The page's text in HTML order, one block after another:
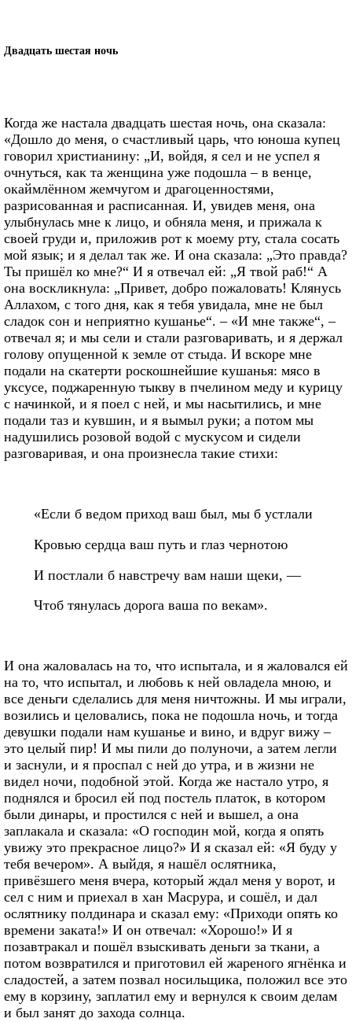
Двадцать шестая ночь
Когда же настала двадцать шестая ночь, она сказала:
«Дошло до меня, о счастливый царь, что юноша купец
говорил христианину: „И, войдя, я сел и не успел я
очнуться, как та женщина уже подошла – в венце,
окаймлённом жемчугом и драгоценностями,
разрисованная и расписанная. И, увидев меня, она
улыбнулась мне к лицо, и обняла меня, и прижала к
своей груди и, приложив рот к моему рту, стала сосать
мой язык; и я делал так же. И она сказала: „Это правда?
Ты пришёл ко мне?“ И я отвечал ей: „Я твой раб!“ А
она воскликнула: „Привет, добро пожаловать! Клянусь
Аллахом, с того дня, как я тебя увидала, мне не был
сладок сон и неприятно кушанье“. – «И мне также“, –
отвечал я; и мы сели и стали разговаривать, и я держал
голову опущенной к земле от стыда. И вскоре мне
подали на скатерти роскошнейшие кушанья: мясо в
уксусе, поджаренную тыкву в пчелином меду и курицу
с начинкой, и я поел с ней, и мы насытились, и мне
подали таз и кувшин, и я вымыл руки; а потом мы
надушились розовой водой с мускусом и сидели
разговаривая, и она произнесла такие стихи:
«Если б ведом приход ваш был, мы б устлали
Кровью сердца ваш путь и глаз чернотою
И постлали б навстречу вам наши щеки, —
Чтоб тянулась дорога ваша по векам».
И она жаловалась на то, что испытала, и я жаловался ей
на то, что испытал, и любовь к ней овладела мною, и
все деньги сделались для меня ничтожны. И мы играли,
возились и целовались, пока не подошла ночь, и тогда
девушки подали нам кушанье и вино, и вдруг вижу –
это целый пир! И мы пили до полуночи, а затем легли
и заснули, и я проспал с ней до утра, и в жизни не
видел ночи, подобной этой. Когда же настало утро, я
поднялся и бросил ей под постель платок, в котором
были динары, и простился с ней и вышел, а она
заплакала и сказала: «О господин мой, когда я опять
увижу это прекрасное лицо?» И я сказал ей: «Я буду у
тебя вечером». А выйдя, я нашёл ослятника,
привёзшего меня вчера, который ждал меня у ворот, и
сел с ним и приехал в хан Масрура, и сошёл, и дал
ослятнику полдинара и сказал ему: «Приходи опять ко
времени заката!» И он отвечал: «Хорошо!» И я
позавтракал и пошёл взыскивать деньги за ткани, а
потом возвратился и приготовил ей жареного ягнёнка и
сладостей, а затем позвал носильщика, положил все это
ему в корзину, заплатил ему и вернулся к своим делам
и был занят до захода солнца.